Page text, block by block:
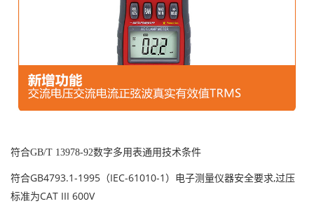
符合GB/T 13978-92数字多用表通用技术条件
符合GB4793.1-1995（IEC-61010-1）电子测量仪器安全要求,过压
标准为CAT III 600V